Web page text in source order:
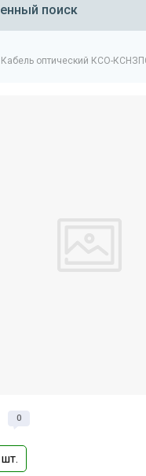
поиск
Кабель оптический КСО-
0